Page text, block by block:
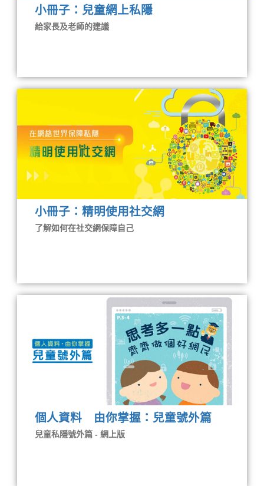
小冊子：兒童網上私隱
給家長及老師的建議
小冊子：精明使用社交網
了解如何在社交網保障自己
個人資料 由你掌握：兒童號外篇
兒童私隱號外篇 - 網上版